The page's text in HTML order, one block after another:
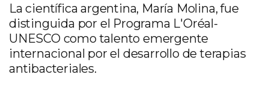
La científica argentina, María Molina, fue
distinguida por el Programa L'Oréal-
UNESCO como talento emergente
internacional por el desarrollo de terapias
antibacteriales.